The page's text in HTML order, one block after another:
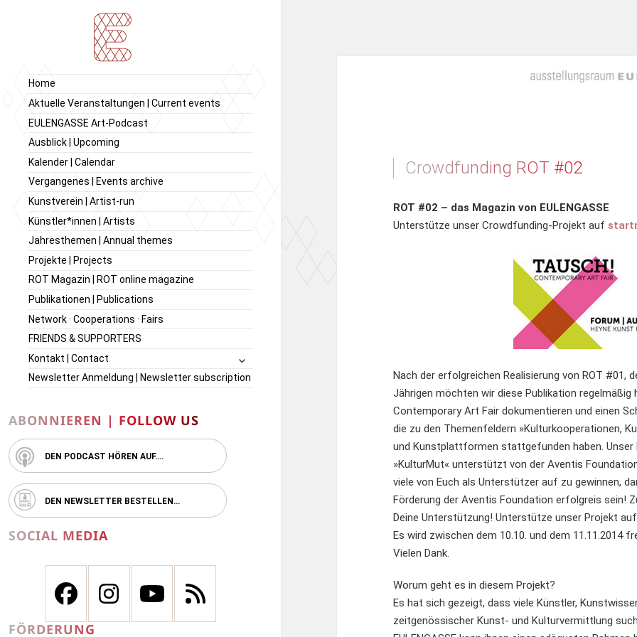
Ausstellungsraum
EULENGASSE
zeitgenössischer Kunst,
Kunstverein
EULENGASSE e.V.
Home
Aktuelle Veranstaltungen | Current events
EULENGASSE Art-Podcast
Ausblick | Upcoming
Kalender | Calendar
Vergangenes | Events archive
Kunstverein | Artist-run
Künstler*innen | Artists
Jahresthemen | Annual themes
Projekte | Projects
ROT Magazin | ROT online magazine
Publikationen | Publications
Network · Cooperations · Fairs
FRIENDS & SUPPORTERS
Kontakt | Contact
Newsletter Anmeldung | Newsletter subscription
ABONNIEREN | FOLLOW US
DEN PODCAST HÖREN AUF….
DEN NEWSLETTER BESTELLEN…
SOCIAL MEDIA
FÖRDERUNG
Crowdfunding ROT #02
ROT #02 – das Magazin von EULENGASSE
Unterstütze unser Crowdfunding-Projekt auf
Nach der erfolgreichen Realisierung von ROT #01,
Jährigen möchten wir diese Publikation regelmäßig
Contemporary Art Fair dokumentieren und einen
die zu den Themenfeldern »Kulturkooperationen,
und Kunstplattformen stattgefunden haben.
»KulturMut« unterstützt von der Aventis
viele von Euch als Unterstützer auf zu gewinnen,
Förderung der Aventis Foundation erfolgreis sein!
Deine Unterstützung! Unterstütze unser Projekt
Es wird zwischen dem 10.10. und dem 11.11.2014
Vielen Dank.
Worum geht es in diesem Projekt?
Es hat sich gezeigt, dass viele Künstler,
zeitgenössischer Kunst- und Kulturvermittlung